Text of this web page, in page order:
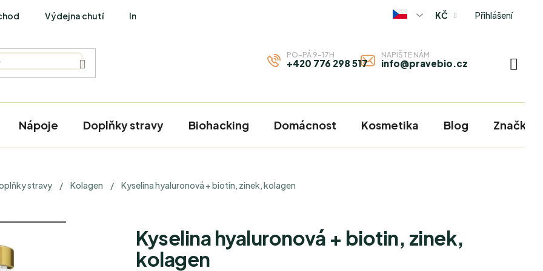
Výdejna chutí Interviews KČ Přihlášení
PO-PÁ 9-17H
+420 776 298 517
NAPIŠTE NÁM
info@pravebio.cz
Nápoje Doplňky stravy Biohacking Domácnost Kosmetika Blog Značky
stravy / Kolagen / Kyselina hyaluronová + biotin, zinek, kolagen
Kyselina hyaluronová + biotin, zinek,
kolagen